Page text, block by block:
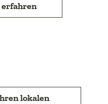
erfahren
lokalen